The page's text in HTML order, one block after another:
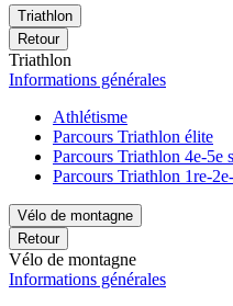
Triathlon
Retour
Triathlon
Informations générales
Athlétisme
Parcours Triathlon élite
Parcours Triathlon 4e-5e
Parcours Triathlon 1re-
Vélo de montagne
Retour
Vélo de montagne
Informations générales